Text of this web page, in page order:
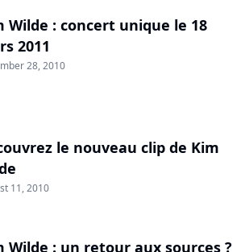
Wilde : concert unique le 18
2011
28, 2010
le nouveau clip de Kim
11, 2010
Wilde : un retour aux sources ?